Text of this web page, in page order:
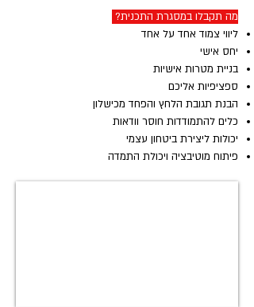
מה תקבלו במסגרת התכנית?
ליווי צמוד אחד על אחד
יחס אישי
בניית מטרות אישיות
ספציפיות אליכם
הבנת תגובת הלחץ והפחד מכישלון
כלים להתמודדות חוסר וודאות
יכולות ליצירת ביטחון עצמי
פיתוח מוטיבציה ויכולת התמדה